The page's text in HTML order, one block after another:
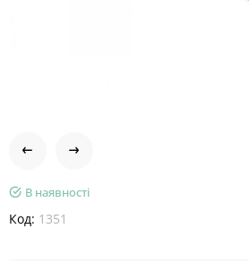
В наявності
Код: 1351